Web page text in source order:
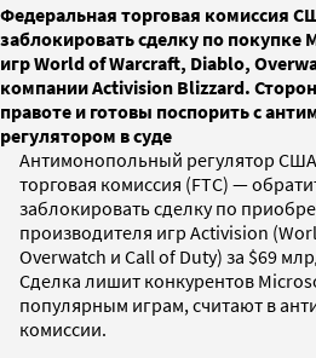
Федеральная торговая комиссия
заблокировать сделку по покупке
игр World of Warcraft, Diablo,
компании Activision Blizzard.
правоте и готовы поспорить с
регулятором в суде
Антимонопольный регулятор
торговая комиссия (FTC) —
заблокировать сделку по
производителя игр Activision
Overwatch и Call of Duty) за $69
Сделка лишит конкурентов
популярным играм, считают в
комиссии.